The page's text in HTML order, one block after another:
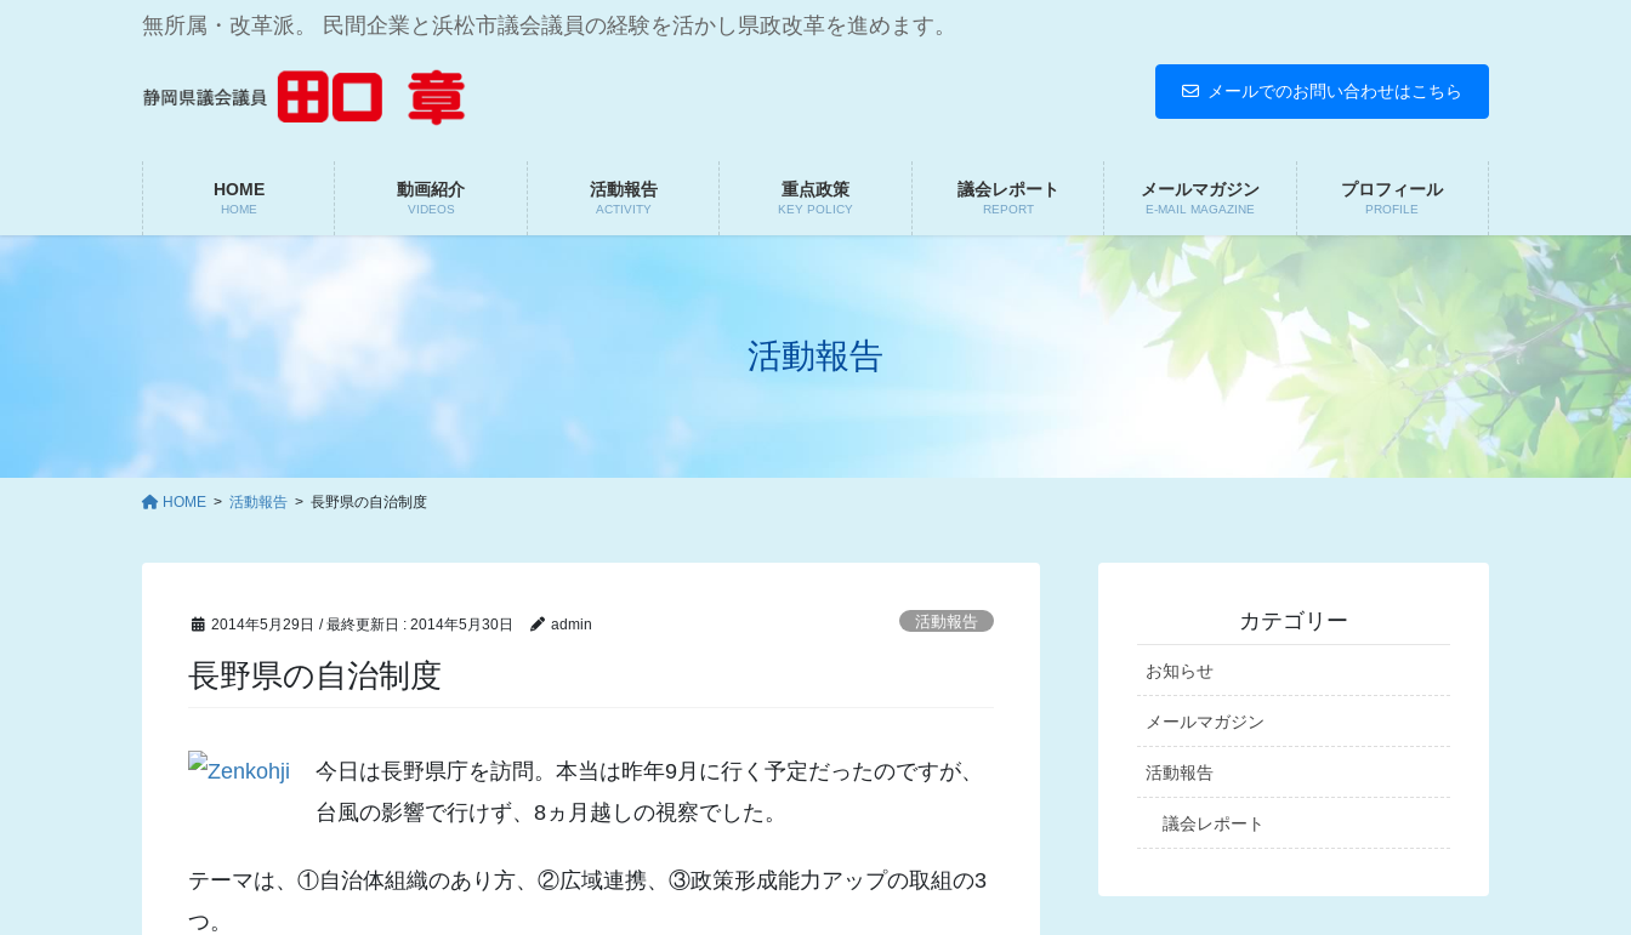
無所属・改革派。 民間企業と浜松市議会議員の経験を活かし県政改革を進めます。
メールでのお問い合わせはこちら
HOME
HOME
動画紹介
VIDEOS
活動報告
ACTIVITY
重点政策
KEY POLICY
議会レポート
REPORT
メールマガジン
E-MAIL MAGAZINE
プロフィール
PROFILE
活動報告
HOME 活動報告 長野県の自治制度
2014年5月29日 / 最終更新日 :2014年5月30日 admin 活動報告
長野県の自治制度
今日は長野県庁を訪問。本当は昨年9月に行く予定だったのですが、
台風の影響で行けず、8ヵ月越しの視察でした。
テーマは、①自治体組織のあり方、②広域連携、③政策形成能力アップの取組の3
つ。
カテゴリー
お知らせ
メールマガジン
活動報告
議会レポート